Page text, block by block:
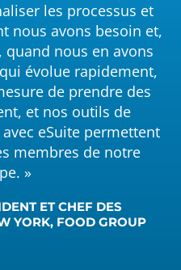
les processus et
nous avons besoin et,
nous en avons
évolue rapidement,
de prendre des
et nos outils de
eSuite permettent
membres de notre
»
ET CHEF DES
YORK, FOOD GROUP